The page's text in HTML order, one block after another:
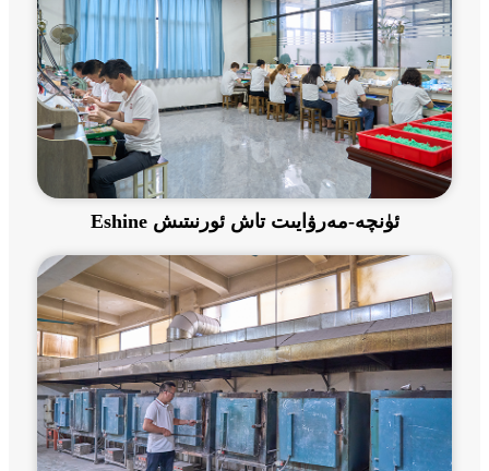
Eshine ئۈنچە-مەرۋايىت تاش ئورنىتىش